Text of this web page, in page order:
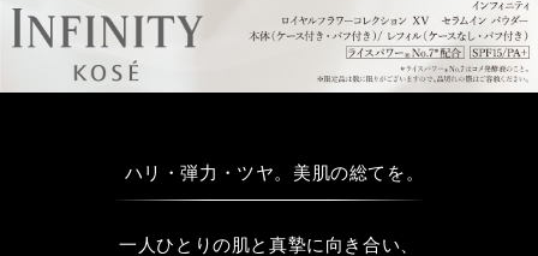
ハリ・弾力・ツヤ。美肌の総てを。
一人ひとりの肌と真摯に向き合い、